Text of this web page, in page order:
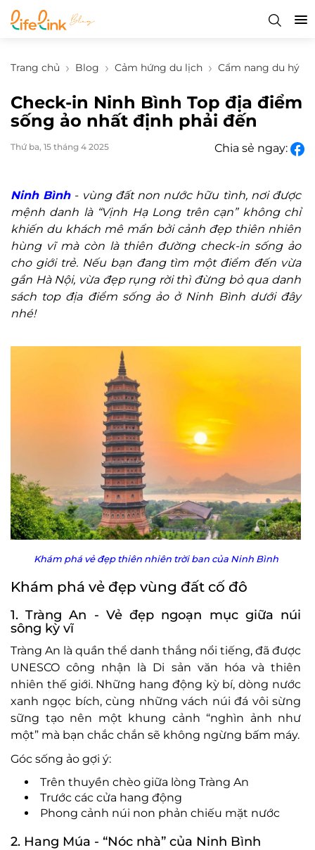
Trang chủ Blog Cảm hứng du lịch Cẩm nang du hý
Check-in Ninh Bình Top địa điểm
sống ảo nhất định phải đến
Thứ ba, 15 tháng 4 2025 Chia sẻ ngay:
Ninh Bình- vùng đất non nước hữu tình, nơi được
mệnh danh là “Vịnh Hạ Long trên cạn” không chỉ
khiến du khách mê mẩn bởi cảnh đẹp thiên nhiên
hùng vĩ mà còn là thiên đường check-in sống ảo
cho giới trẻ. Nếu bạn đang tìm một điểm đến vừa
gần Hà Nội, vừa đẹp rụng rời thì đừng bỏ qua danh
sách top địa điểm sống ảo ở Ninh Bình dưới đây
nhé!
Khám phá vẻ đẹp thiên nhiên trời ban của Ninh Bình
Khám phá vẻ đẹp vùng đất cố đô
1. Tràng An - Vẻ đẹp ngoạn mục giữa núi
sông kỳ vĩ
Tràng An là quần thể danh thắng nổi tiếng, đã được
UNESCO công nhận là Di sản văn hóa và thiên
nhiên thế giới. Những hang động kỳ bí, dòng nước
xanh ngọc bích, cùng những vách núi đá vôi sừng
sững tạo nên một khung cảnh “nghìn ảnh như
một” mà bạn chắc chắn sẽ không ngừng bấm máy.
Góc sống ảo gợi ý:
Trên thuyền chèo giữa lòng Tràng An
Trước các cửa hang động
Phong cảnh núi non phản chiếu mặt nước
2. Hang Múa - “Nóc nhà” của Ninh Bình